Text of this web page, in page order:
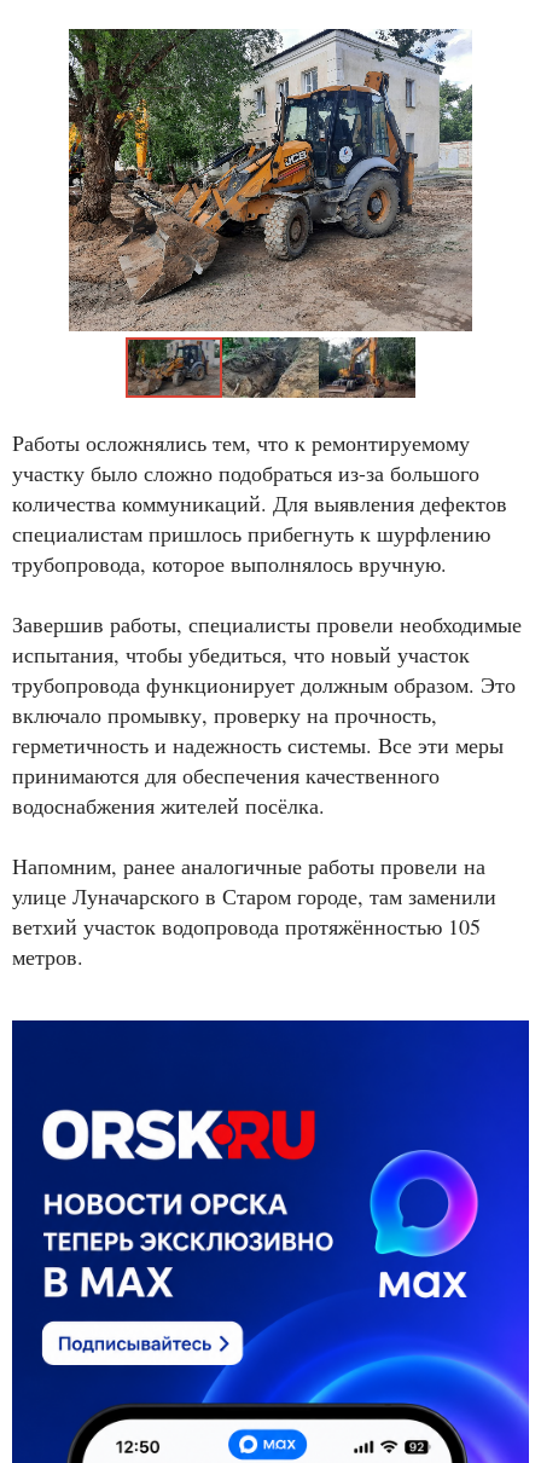
Работы осложнялись тем, что к ремонтируемому
участку было сложно подобраться из-за большого
количества коммуникаций. Для выявления дефектов
специалистам пришлось прибегнуть к шурфлению
трубопровода, которое выполнялось вручную.
Завершив работы, специалисты провели необходимые
испытания, чтобы убедиться, что новый участок
трубопровода функционирует должным образом. Это
включало промывку, проверку на прочность,
герметичность и надежность системы. Все эти меры
принимаются для обеспечения качественного
водоснабжения жителей посёлка.
Напомним, ранее аналогичные работы провели на
улице Луначарского в Старом городе, там заменили
ветхий участок водопровода протяжённостью 105
метров.